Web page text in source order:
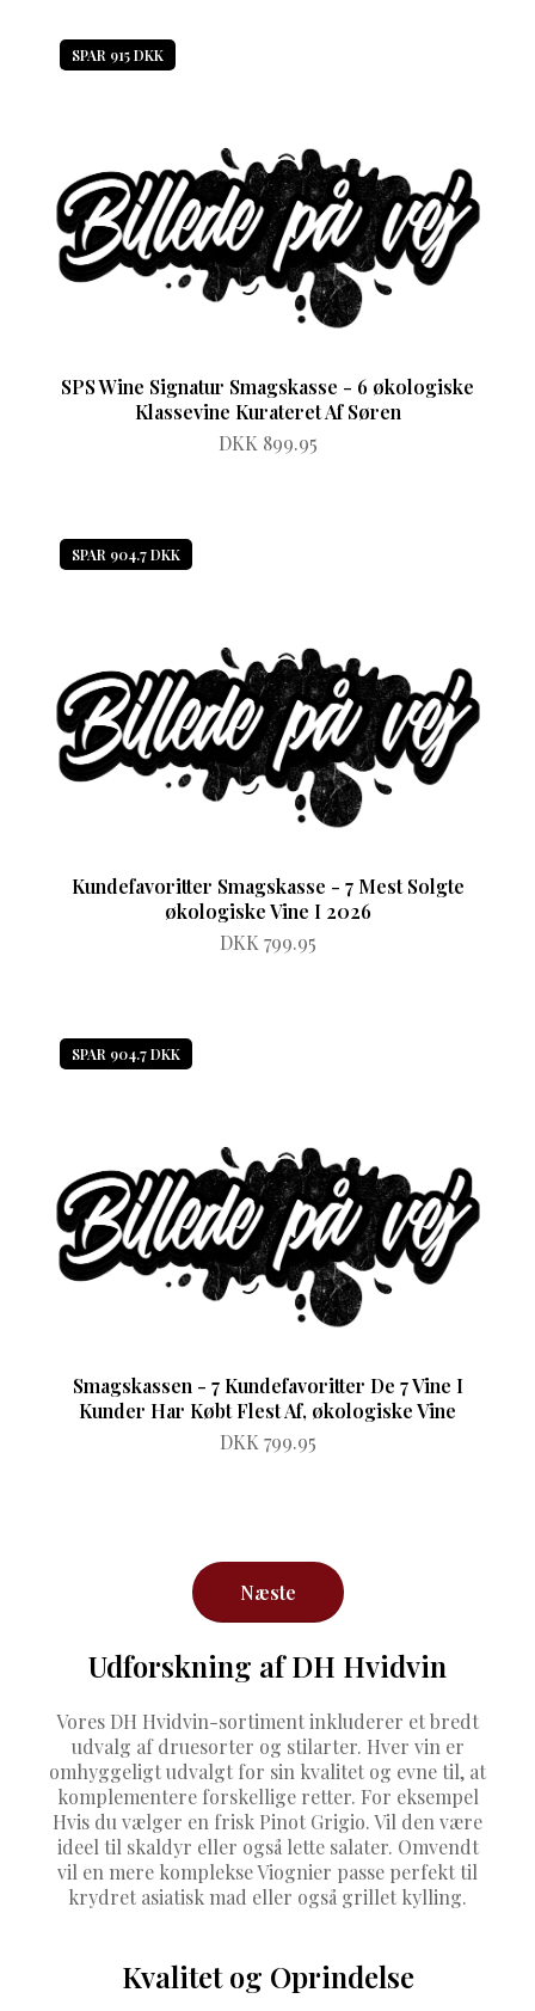
SPAR 915 DKK
SPS Wine Signatur Smagskasse - 6 økologiske
Klassevine Kurateret Af Søren
DKK 899.95
SPAR 904.7 DKK
Kundefavoritter Smagskasse - 7 Mest Solgte
økologiske Vine I 2026
DKK 799.95
SPAR 904.7 DKK
Smagskassen - 7 Kundefavoritter De 7 Vine I
Kunder Har Købt Flest Af, økologiske Vine
DKK 799.95
Næste
Udforskning af DH Hvidvin
Vores DH Hvidvin-sortiment inkluderer et bredt
udvalg af druesorter og stilarter. Hver vin er
omhyggeligt udvalgt for sin kvalitet og evne til, at
komplementere forskellige retter. For eksempel
Hvis du vælger en frisk Pinot Grigio. Vil den være
ideel til skaldyr eller også lette salater. Omvendt
vil en mere komplekse Viognier passe perfekt til
krydret asiatisk mad eller også grillet kylling.
Kvalitet og Oprindelse